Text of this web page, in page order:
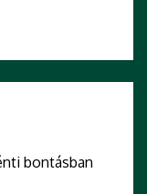
bontásban